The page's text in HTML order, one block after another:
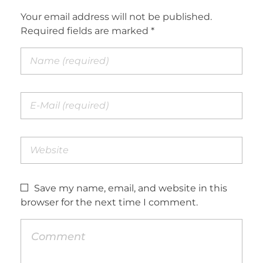
Your email address will not be published.
Required fields are marked *
Save my name, email, and website in this
browser for the next time I comment.